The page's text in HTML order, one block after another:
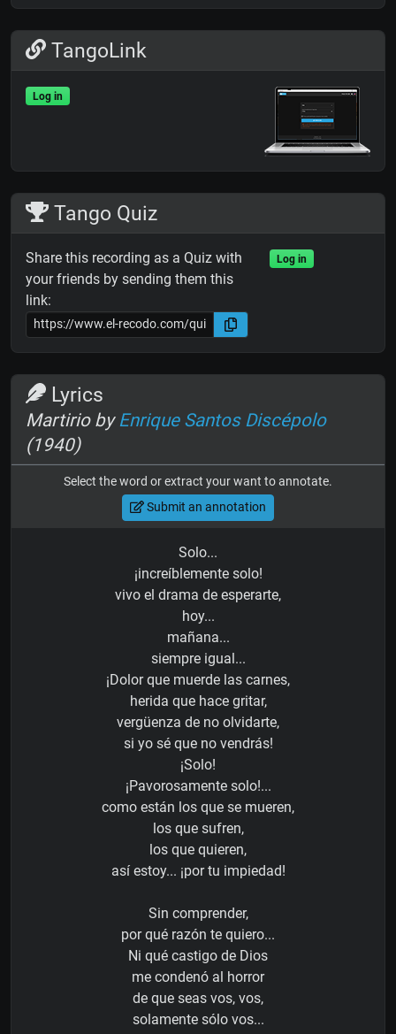
TangoLink
Log in
Tango Quiz
Share this recording as a Quiz with
your friends by sending them this
link:
Log in
Lyrics
Martirio by Enrique Santos Discépolo
(1940)
Select the word or extract your want to annotate.
Submit an annotation
Solo...
¡increíblemente solo!
vivo el drama de esperarte,
hoy...
mañana...
siempre igual...
¡Dolor que muerde las carnes,
herida que hace gritar,
vergüenza de no olvidarte,
si yo sé que no vendrás!
¡Solo!
¡Pavorosamente solo!...
como están los que se mueren,
los que sufren,
los que quieren,
así estoy... ¡por tu impiedad!
Sin comprender,
por qué razón te quiero...
Ni qué castigo de Dios
me condenó al horror
de que seas vos, vos,
solamente sólo vos...